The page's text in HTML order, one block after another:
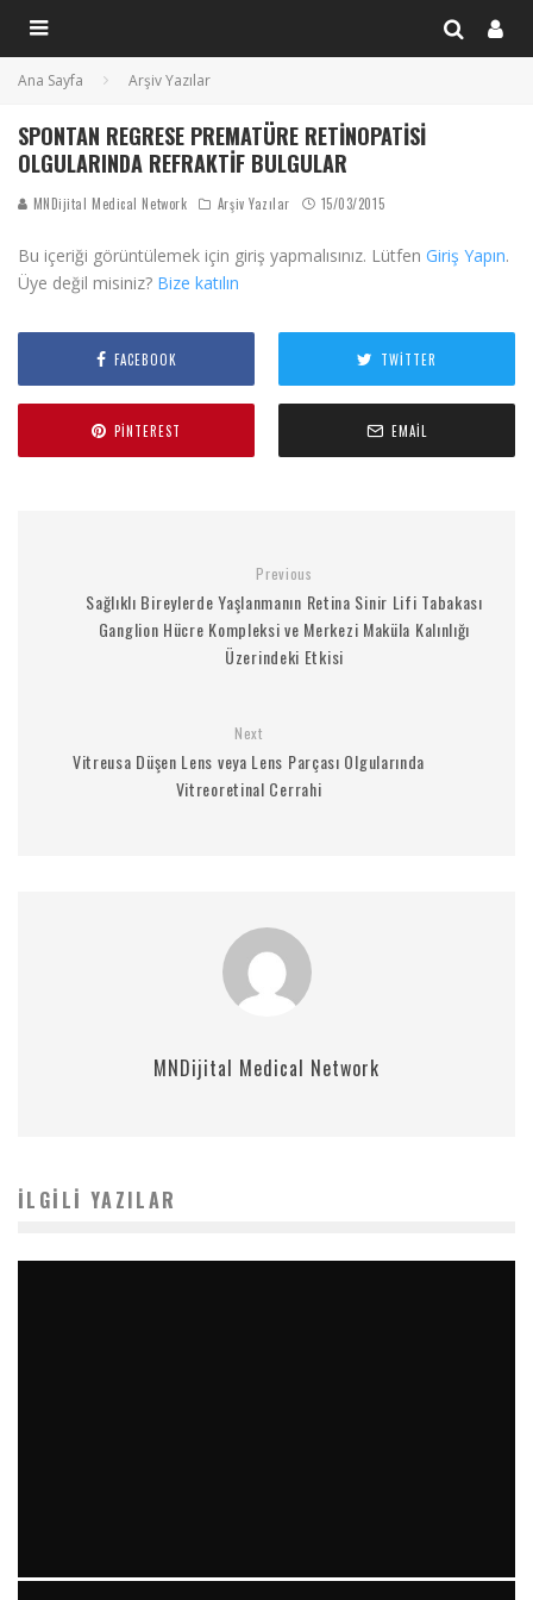
Ana Sayfa Arşiv Yazılar
SPONTAN REGRESE PREMATÜRE RETINOPATISI
OLGULARINDA REFRAKTIF BULGULAR
MNDijital Medical Network Arşiv Yazılar 15/03/2015
Bu içeriği görüntülemek için giriş yapmalısınız. Lütfen Giriş Yapın.
Üye değil misiniz? Bize katılın
FACEBOOK TWITTER
PINTEREST EMAIL
Previous
Sağlıklı Bireylerde Yaşlanmanın Retina Sinir Lifi Tabakası
Ganglion Hücre Kompleksi ve Merkezi Maküla Kalınlığı
Üzerindeki Etkisi
Next
Vitreusa Düşen Lens veya Lens Parçası Olgularında
Vitreoretinal Cerrahi
MNDijital Medical Network
İLGILI YAZILAR